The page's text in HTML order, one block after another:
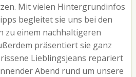
Mit vielen Hintergrundinfos
begleitet sie uns bei den
zu einem nachhaltigeren
präsentiert sie ganz
Lieblingsjeans repariert
Abend rund um unsere